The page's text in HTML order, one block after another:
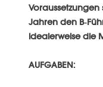
Voraussetzungen
Jahren den B-
idealerweise die
AUFGABEN: